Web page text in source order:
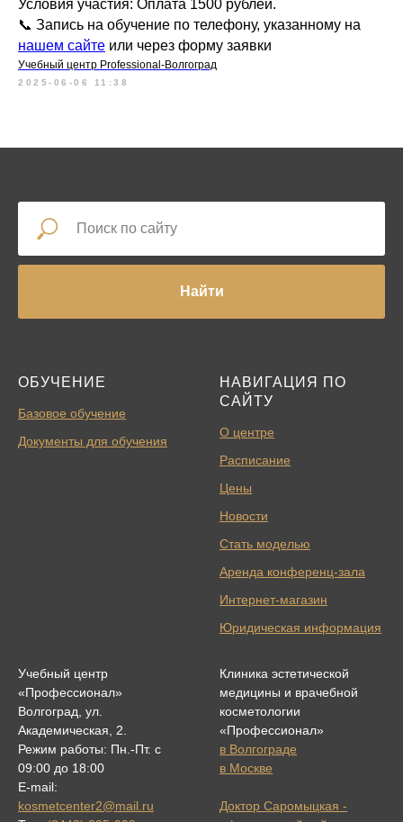
Условия участия: Оплата 1500 рублей.
📞 Запись на обучение по телефону, указанному на
нашем сайте или через форму заявки
Учебный центр Professional-Волгоград
2025-06-06 11:38
Найти
ОБУЧЕНИЕ
Базовое обучение
Документы для обучения
НАВИГАЦИЯ ПО
САЙТУ
О центре
Расписание
Цены
Новости
Стать моделью
Аренда конференц-зала
Интернет-магазин
Юридическая информация
Учебный центр
«Профессионал»
Волгоград, ул.
Академическая, 2.
Режим работы: Пн.-Пт. с
09:00 до 18:00
E-mail:
kosmetcenter2@mail.ru
Клиника эстетической
медицины и врачебной
косметологии
«Профессионал»
в Волгограде
в Москве
Доктор Саромыцкая -